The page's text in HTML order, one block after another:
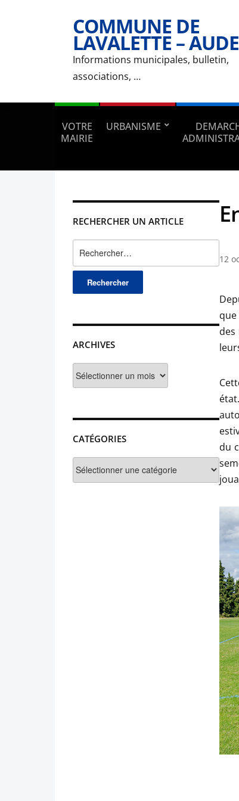
COMMUNE DE
LAVALETTE – AUDE
Informations municipales, bulletin,
associations, …
VOTRE
MAIRIE
URBANISME
RECHERCHER UN ARTICLE
ARCHIVES
CATÉGORIES
12
des
du